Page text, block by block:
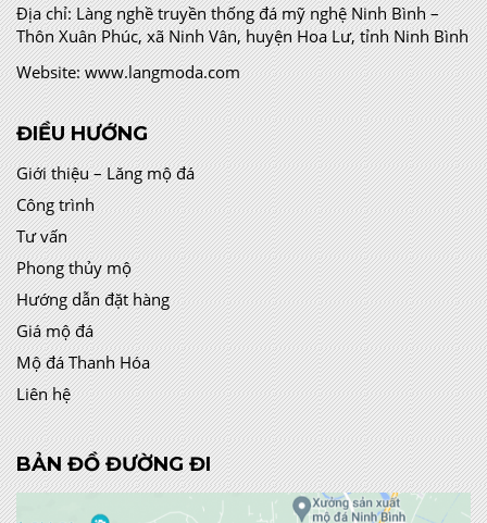
Địa chỉ:Làng nghề truyền thống đá mỹ nghệ Ninh Bình –
Thôn Xuân Phúc, xã Ninh Vân, huyện Hoa Lư, tỉnh Ninh Bình
Website: www.langmoda.com
ĐIỀU HƯỚNG
Giới thiệu – Lăng mộ đá
Công trình
Tư vấn
Phong thủy mộ
Hướng dẫn đặt hàng
Giá mộ đá
Mộ đá Thanh Hóa
Liên hệ
BẢN ĐỒ ĐƯỜNG ĐI